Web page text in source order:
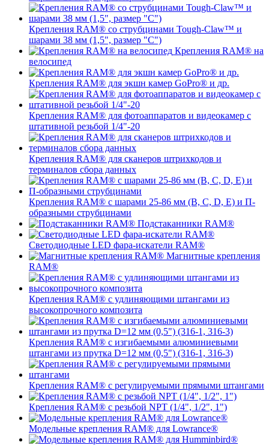
Крепления RAM® со струбцинами Tough-Claw™ и
шарами 38 мм (1,5", размер "C")
Крепления RAM® на
велосипед
Крепления RAM® для экшн камер GoPro® и др.
Крепления RAM® для фотоаппаратов и видеокамер с
штативной резьбой 1/4"-20
Крепления RAM® для сканеров штрихкодов и
терминалов сбора данных
Крепления RAM® с шарами 25-86 мм (B, C, D, E) и П-
образными струбцинами
Подстаканники RAM®
Светодиодные LED фара-искатели RAM®
Магнитные крепления
RAM®
Крепления RAM® с удлиняющими штангами из
высокопрочного композита
Крепления RAM® с изгибаемыми алюминиевыми
штангами из прутка D=12 мм (0,5") (316-1, 316-3)
Крепления RAM® c регулируемыми прямыми штангами
Крепления RAM® с резьбой NPT (1/4", 1/2", 1")
Модельные крепления RAM® для Lowrance®